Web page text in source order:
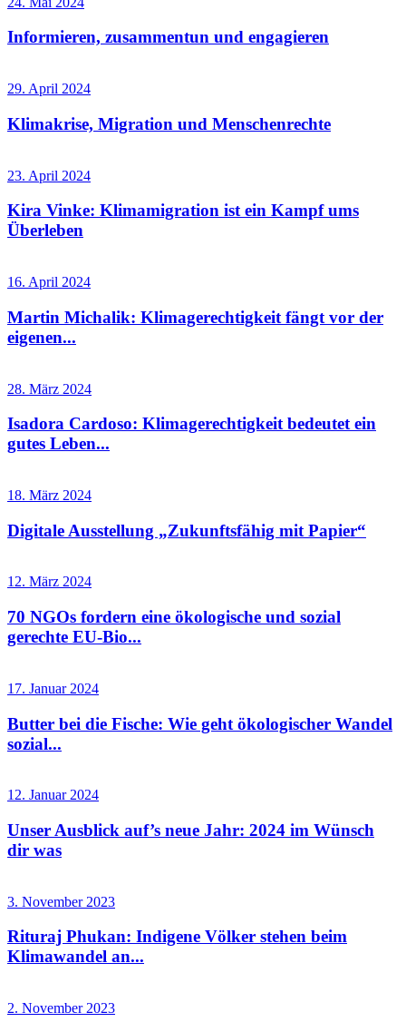
Informieren, zusammentun und engagieren
29. April 2024
Klimakrise, Migration und Menschenrechte
23. April 2024
Kira Vinke: Klimamigration ist ein Kampf ums
Überleben
16. April 2024
Martin Michalik: Klimagerechtigkeit fängt vor der
eigenen...
28. März 2024
Isadora Cardoso: Klimagerechtigkeit bedeutet ein
gutes Leben...
18. März 2024
Digitale Ausstellung „Zukunftsfähig mit Papier“
12. März 2024
70 NGOs fordern eine ökologische und sozial
gerechte EU-Bio...
17. Januar 2024
Butter bei die Fische: Wie geht ökologischer Wandel
sozial...
12. Januar 2024
Unser Ausblick auf’s neue Jahr: 2024 im Wünsch
dir was
3. November 2023
Rituraj Phukan: Indigene Völker stehen beim
Klimawandel an...
2. November 2023